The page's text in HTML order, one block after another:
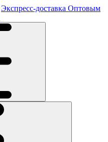
Экспресс-доставка Оптовым